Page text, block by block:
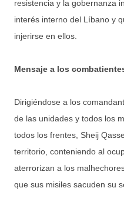
resistencia y la gobernanza
interés interno del Líbano y
injerirse en ellos.
Mensaje a los
Dirigiéndose a los
de las unidades y todos los
todos los frentes, Sheij
territorio, conteniendo al
aterrorizan a los
que sus misiles sacuden su